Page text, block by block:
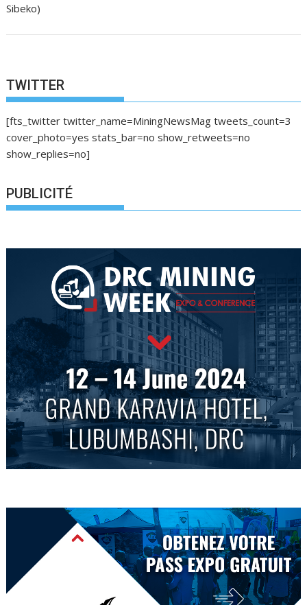
Sibeko)
TWITTER
[fts_twitter twitter_name=MiningNewsMag tweets_count=3
cover_photo=yes stats_bar=no show_retweets=no
show_replies=no]
PUBLICITÉ